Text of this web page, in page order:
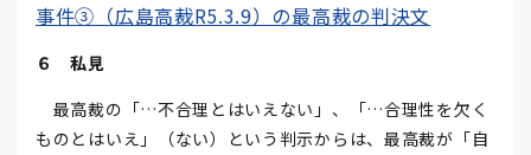
事件③（広島高裁R5.3.9）の最高裁の判決文
６ 私見
最高裁の「…不合理とはいえない」、「…合理性を欠く
ものとはいえ」（ない）という判示からは、最高裁が「自